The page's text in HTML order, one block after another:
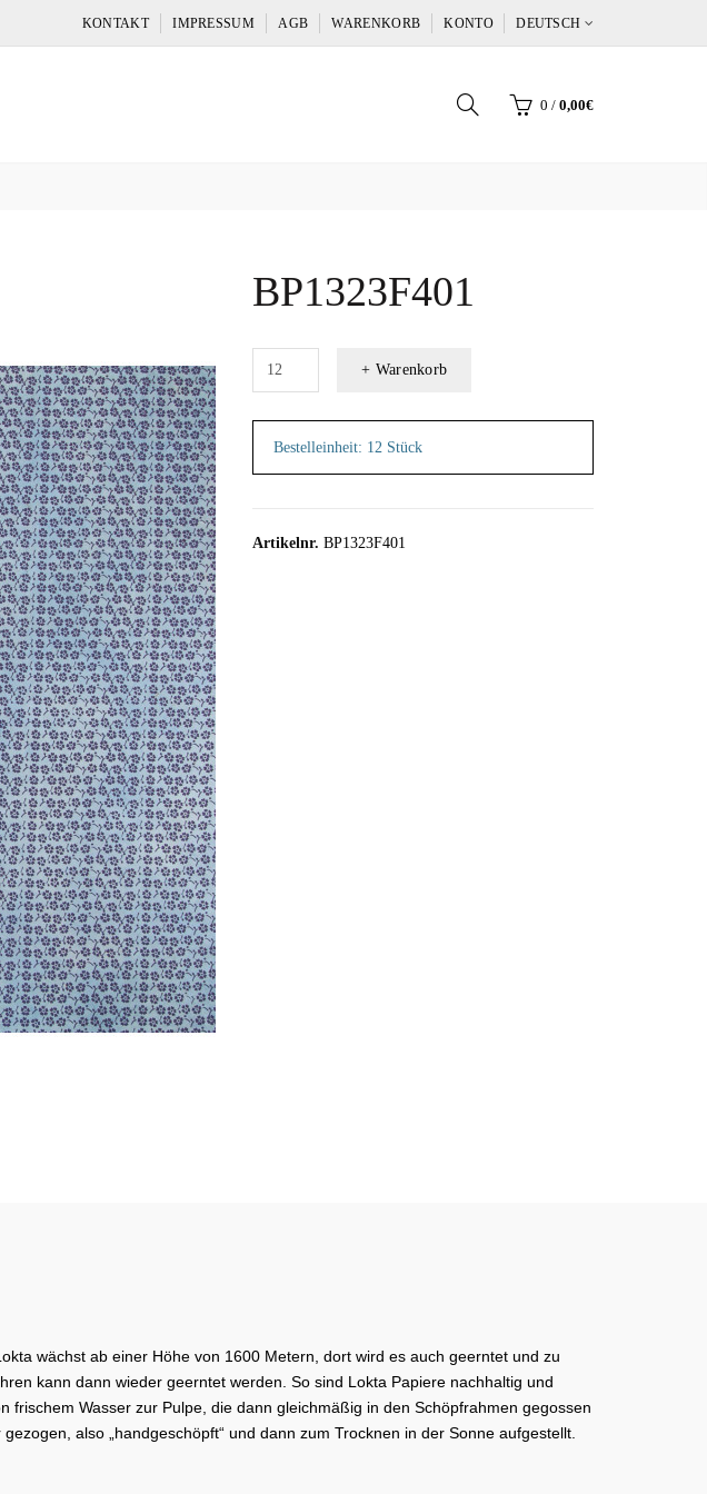
KONTAKT IMPRESSUM AGB WARENKORB KONTO DEUTSCH
0 / 0,00€
BP1323F401
+ Warenkorb
Bestelleinheit: 12 Stück
Artikelnr. BP1323F401
wächst ab einer Höhe von 1600 Metern, dort wird es auch geerntet und zu
kann dann wieder geerntet werden. So sind Lokta Papiere nachhaltig und
Wasser zur Pulpe, die dann gleichmäßig in den Schöpfrahmen gegossen
also „handgeschöpft“ und dann zum Trocknen in der Sonne aufgestellt.